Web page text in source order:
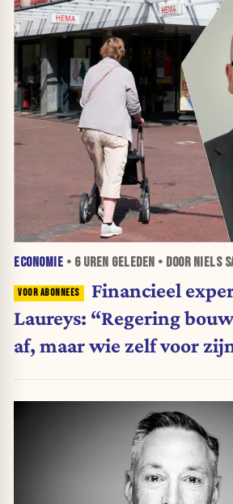
ECONOMIE • 6 UREN GELEDEN • DOOR NIELS
Financieel
Laureys: “Regering
af, maar wie zelf voor